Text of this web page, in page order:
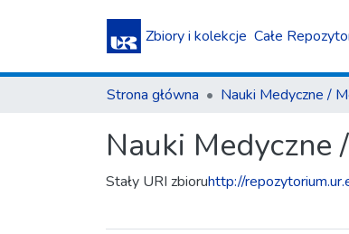
Zbiory i kolekcje Całe
Strona główna
Nauki Medyczne
Stały URI zbioruhttp://